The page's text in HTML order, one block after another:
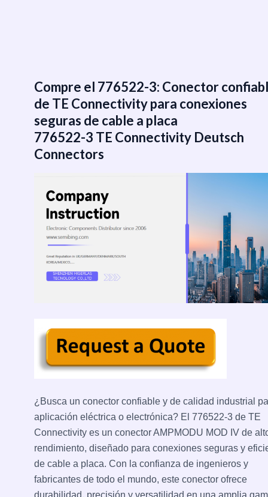
Compre el 776522-3: Conector
de TE Connectivity para conexiones
seguras de cable a placa
776522-3 TE Connectivity Deutsch
Connectors
¿Busca un conector confiable y de calidad industrial
aplicación eléctrica o electrónica? El 776522-3 de TE
Connectivity es un conector AMPMODU MOD IV de
rendimiento, diseñado para conexiones seguras y
de cable a placa. Con la confianza de ingenieros y
fabricantes de todo el mundo, este conector ofrece